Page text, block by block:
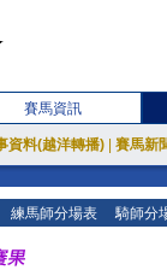
賽馬資訊
資料(越洋轉播) 賽馬新
練馬師分場表 騎師分